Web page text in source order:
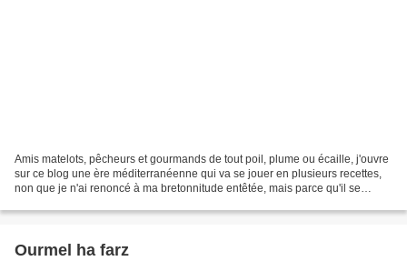
Amis matelots, pêcheurs et gourmands de tout poil, plume ou écaille, j'ouvre
sur ce blog une ère méditerranéenne qui va se jouer en plusieurs recettes,
non que je n'ai renoncé à ma bretonnitude entêtée, mais parce qu'il se
Ourmel ha farz